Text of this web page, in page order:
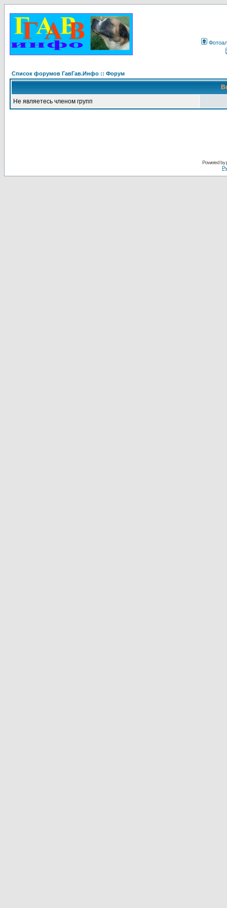
Список форумов ГавГав.Инфо :: Форум
Не являетесь членом групп
Powered by